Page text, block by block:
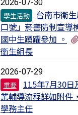
2026-07-30
學生活動
台南市衛
口號」菸害防制宣導
國中生踴躍參加 。
衛生組長
2026-07-29
重要
115年7月30日
業輔導流程詳如附件
學務主任